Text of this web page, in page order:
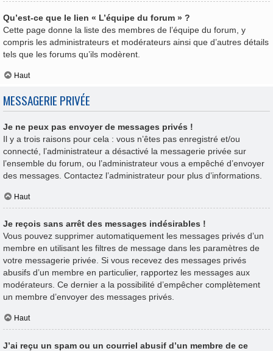
Qu’est-ce que le lien « L’équipe du forum » ?
Cette page donne la liste des membres de l’équipe du forum, y
compris les administrateurs et modérateurs ainsi que d’autres détails
tels que les forums qu’ils modèrent.
Haut
MESSAGERIE PRIVÉE
Je ne peux pas envoyer de messages privés !
Il y a trois raisons pour cela : vous n’êtes pas enregistré et/ou
connecté, l’administrateur a désactivé la messagerie privée sur
l’ensemble du forum, ou l’administrateur vous a empêché d’envoyer
des messages. Contactez l’administrateur pour plus d’informations.
Haut
Je reçois sans arrêt des messages indésirables !
Vous pouvez supprimer automatiquement les messages privés d’un
membre en utilisant les filtres de message dans les paramètres de
votre messagerie privée. Si vous recevez des messages privés
abusifs d’un membre en particulier, rapportez les messages aux
modérateurs. Ce dernier a la possibilité d’empêcher complètement
un membre d’envoyer des messages privés.
Haut
J’ai reçu un spam ou un courriel abusif d’un membre de ce